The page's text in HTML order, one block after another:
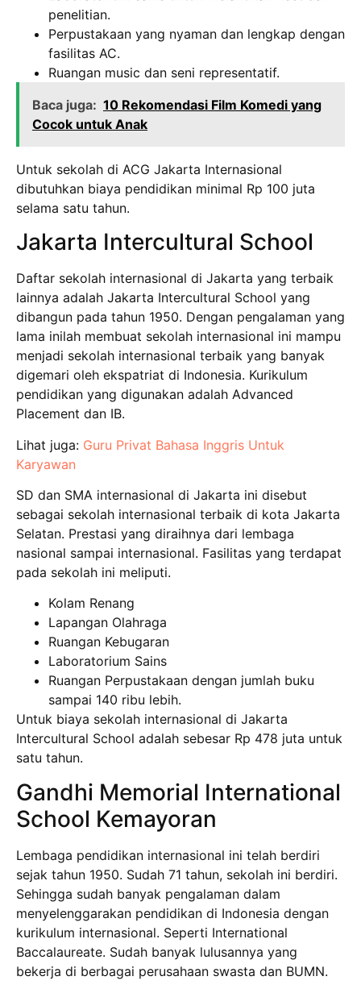
penelitian.
Perpustakaan yang nyaman dan lengkap dengan
fasilitas AC.
Ruangan music dan seni representatif.
Baca juga: 10 Rekomendasi Film Komedi yang
Cocok untuk Anak
Untuk sekolah di ACG Jakarta Internasional
dibutuhkan biaya pendidikan minimal Rp 100 juta
selama satu tahun.
Jakarta Intercultural School
Daftar sekolah internasional di Jakarta yang terbaik
lainnya adalah Jakarta Intercultural School yang
dibangun pada tahun 1950. Dengan pengalaman yang
lama inilah membuat sekolah internasional ini mampu
menjadi sekolah internasional terbaik yang banyak
digemari oleh ekspatriat di Indonesia. Kurikulum
pendidikan yang digunakan adalah Advanced
Placement dan IB.
Lihat juga: Guru Privat Bahasa Inggris Untuk
Karyawan
SD dan SMA internasional di Jakarta ini disebut
sebagai sekolah internasional terbaik di kota Jakarta
Selatan. Prestasi yang diraihnya dari lembaga
nasional sampai internasional. Fasilitas yang terdapat
pada sekolah ini meliputi.
Kolam Renang
Lapangan Olahraga
Ruangan Kebugaran
Laboratorium Sains
Ruangan Perpustakaan dengan jumlah buku
sampai 140 ribu lebih.
Untuk biaya sekolah internasional di Jakarta
Intercultural School adalah sebesar Rp 478 juta untuk
satu tahun.
Gandhi Memorial International
School Kemayoran
Lembaga pendidikan internasional ini telah berdiri
sejak tahun 1950. Sudah 71 tahun, sekolah ini berdiri.
Sehingga sudah banyak pengalaman dalam
menyelenggarakan pendidikan di Indonesia dengan
kurikulum internasional. Seperti International
Baccalaureate. Sudah banyak lulusannya yang
bekerja di berbagai perusahaan swasta dan BUMN.